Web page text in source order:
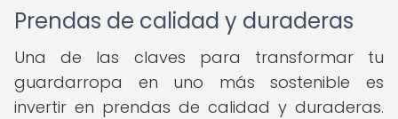
Prendas de calidad y duraderas
Una de las claves para transformar tu
guardarropa en uno más sostenible es
invertir en prendas de calidad y duraderas.